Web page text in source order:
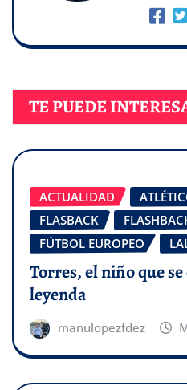
TE PUEDE
ACTUALIDAD
FLASBACK
FÚTBOL EUROPEO
Torres, el niño que
leyenda
manulopezfdez